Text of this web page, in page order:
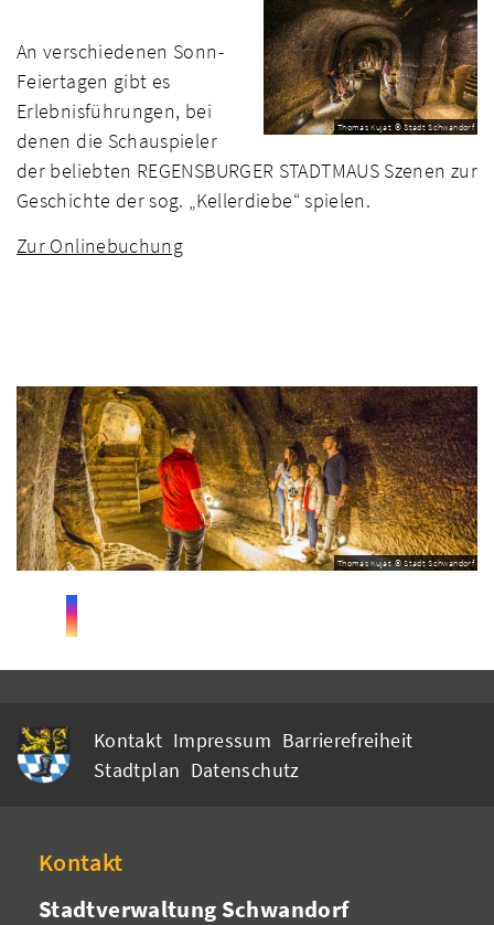
Thomas Kujat © Stadt Schwandorf
An verschiedenen Sonn-
Feiertagen gibt es
Erlebnisführungen, bei
denen die Schauspieler
der beliebten REGENSBURGER STADTMAUS Szenen zur
Geschichte der sog. „Kellerdiebe“ spielen.
Zur Onlinebuchung
Thomas Kujat © Stadt Schwandorf
Kontakt Impressum Barrierefreiheit
Stadtplan Datenschutz
Kontakt
Stadtverwaltung Schwandorf